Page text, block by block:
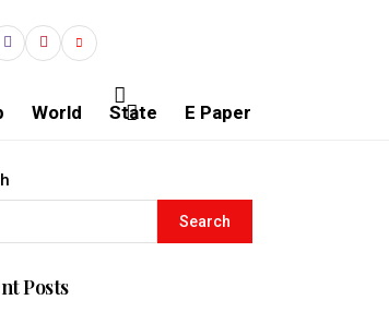
World State E Paper
Search
Posts